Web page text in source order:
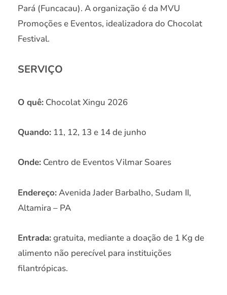
Pará (Funcacau). A organização é da MVU
Promoções e Eventos, idealizadora do Chocolat
Festival.
SERVIÇO
O quê: Chocolat Xingu 2026
Quando: 11, 12, 13 e 14 de junho
Onde: Centro de Eventos Vilmar Soares
Endereço:Avenida Jader Barbalho, Sudam II,
Altamira – PA
Entrada:gratuita, mediante a doação de 1 Kg de
alimento não perecível para instituições
filantrópicas.